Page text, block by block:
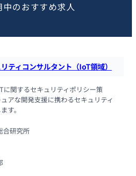
中のおすすめ求人
ティコンサルタント（IoT領域）
に関するセキュリティポリシー策
アな開発支援に携わるセキュリティ
す。
合研究所